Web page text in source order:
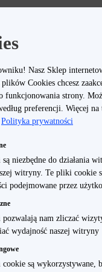
realme, warto zwrócić
jest dobrej jakości
smartfon?
pojemną baterię
nieprzerwanie
możliwe w ekspresowym
również wygląd i
swobodnie mieścił się
żywych barw, które
Nasz Sklep
Cookies chcesz
funkcjonowania strony.
preferencji. Więcej
Polityka prywatności
niezbędne do działania
witryny. Te pliki cookie
podejmowane przez
nam zliczać
wydajność naszej witryny
są wykorzystywane,